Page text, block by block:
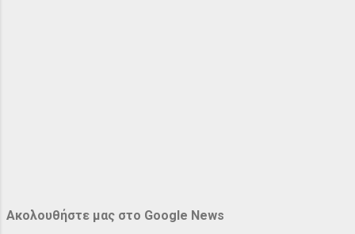
Ακολουθήστε μας στο Google News